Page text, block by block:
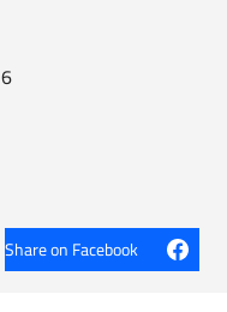
6 stores and 12 offices, including 4 studios
Share on Facebook